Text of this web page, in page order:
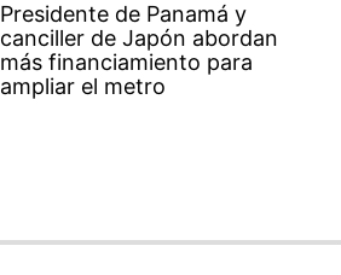
Presidente de Panamá y
canciller de Japón abordan
más financiamiento para
ampliar el metro